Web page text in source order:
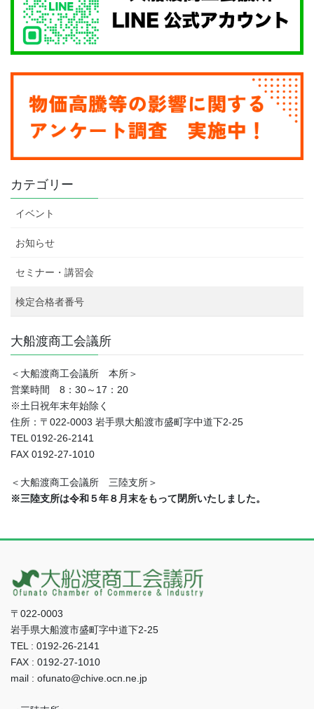
カテゴリー
イベント
お知らせ
セミナー・講習会
検定合格者番号
大船渡商工会議所
＜大船渡商工会議所 本所＞
営業時間 8：30～17：20
※土日祝年末年始除く
住所：〒022-0003 岩手県大船渡市盛町字中道下2-25
TEL 0192-26-2141
FAX 0192-27-1010
＜大船渡商工会議所 三陸支所＞
※三陸支所は令和５年８月末をもって閉所いたしました。
〒022-0003
岩手県大船渡市盛町字中道下2-25
TEL : 0192-26-2141
FAX : 0192-27-1010
mail : ofunato@chive.ocn.ne.jp